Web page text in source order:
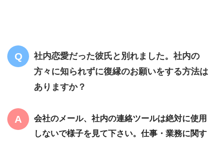
社内恋愛だった彼氏と別れました。社内の
方々に知られずに復縁のお願いをする方法は
ありますか？
会社のメール、社内の連絡ツールは絶対に使用
しないで様子を見て下さい。仕事・業務に関す